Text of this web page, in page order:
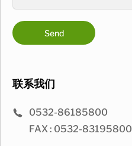
联系我们
0532-86185800
FAX : 0532-83195800
Send